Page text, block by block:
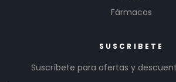
Fármacos
SUSCRIBETE
Suscríbete para ofertas y